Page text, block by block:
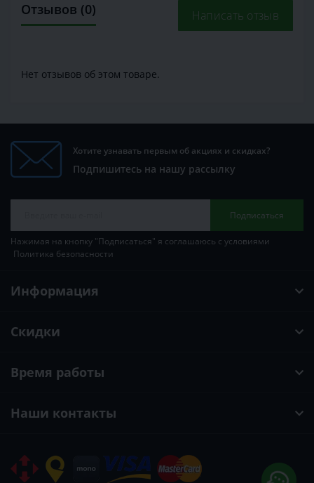
Отзывов (0) Написать отзыв
Нет отзывов об этом товаре.
Хотите узнавать первым об акциях и скидках?
Подпишитесь на нашу рассылку
Подписаться
Нажимая на кнопку "Подписаться" я соглашаюсь с условиями
Политика безопасности
Информация
Скидки
Время работы
Наши контакты